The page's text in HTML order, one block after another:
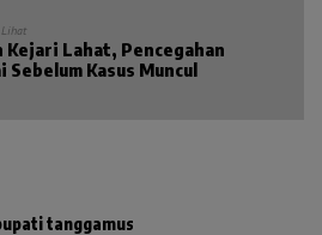
Lihat
Lahat, Pencegahan
Sebelum Kasus Muncul
tanggamus